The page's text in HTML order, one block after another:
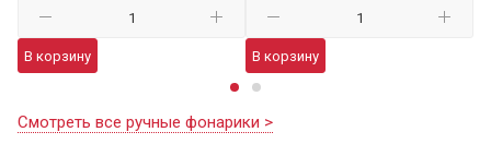
В корзину В корзину
Смотреть все ручные фонарики >